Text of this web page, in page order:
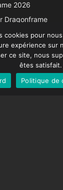
2026
Dragonframe
de correction EOS
cookies pour
expérience sur
ce site, nous
êtes satisfait.
Politique de